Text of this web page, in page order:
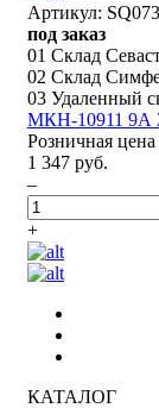
Артикул:
под заказ
01 Склад
02 Склад
03 Удаленный
МКН-10911 9А
Розничная цена
1 347 руб.
–
+
КАТАЛОГ